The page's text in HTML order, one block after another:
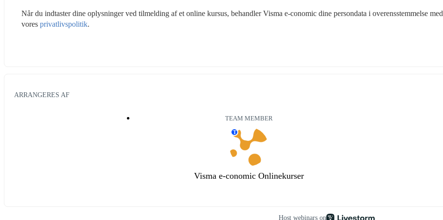
Når du indtaster dine oplysninger ved tilmelding af et online kursus, behandler Visma e-conomic dine persondata i overensstemmelse med
vores privatlivspolitik.
ARRANGERES AF
TEAM MEMBER
T
Visma e-conomic Onlinekurser
Host webinars on